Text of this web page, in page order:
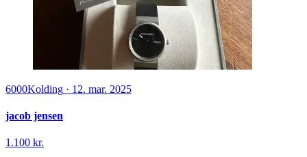
6000Kolding · 12. mar. 2025
jacob jensen
1.100 kr.